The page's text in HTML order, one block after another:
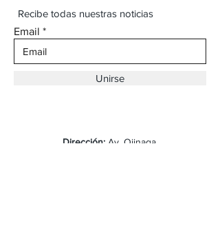
Recibe todas nuestras noticias
Email
Unirse
Dirección: Av. Ojinaga,